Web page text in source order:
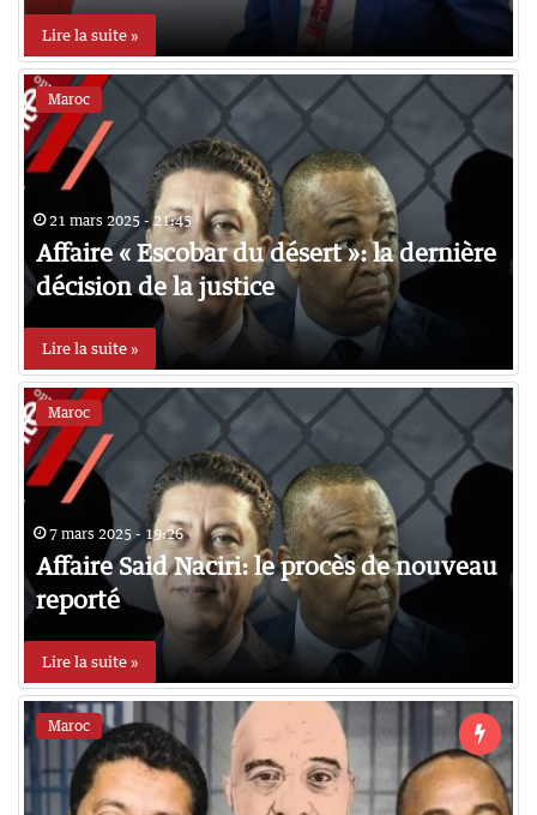
Lire la suite »
Maroc
21 mars 2025 - 21:45
Affaire « Escobar du désert »: la dernière
décision de la justice
Lire la suite »
Maroc
7 mars 2025 - 19:26
Affaire Said Naciri: le procès de nouveau
reporté
Lire la suite »
Maroc